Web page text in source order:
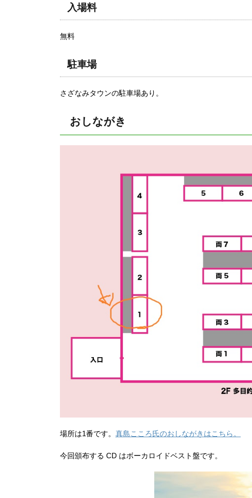
入場料
無料
駐車場
さざなみタウンの駐車場あり。
おしながき
場所は1番です。 真島こころ氏のおしながきはこちら。
今回頒布する CD はボーカロイドベスト盤です。